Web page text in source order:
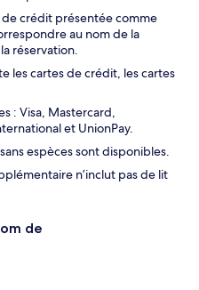
de crédit présentée comme
au nom de la
réservation.
les cartes de crédit, les cartes
: Visa, Mastercard,
et UnionPay.
espèces sont disponibles.
n’inclut pas de lit
de